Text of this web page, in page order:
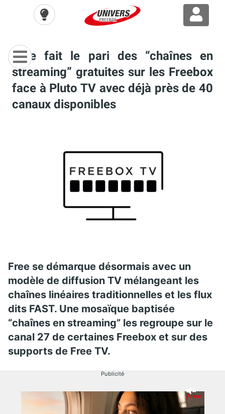
Free fait le pari des “chaînes en
streaming” gratuites sur les Freebox
face à Pluto TV avec déjà près de 40
canaux disponibles
Free se démarque désormais avec un
modèle de diffusion TV mélangeant les
chaînes linéaires traditionnelles et les flux
dits FAST. Une mosaïque baptisée
“chaînes en streaming” les regroupe sur le
canal 27 de certaines Freebox et sur des
supports de Free TV.
Publicité